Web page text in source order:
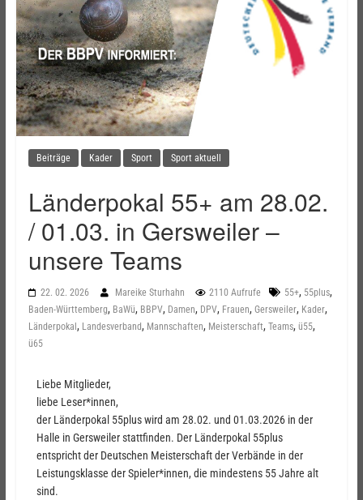
Beiträge Kader Sport Sport aktuell
Länderpokal 55+ am 28.02.
/ 01.03. in Gersweiler –
unsere Teams
22. 02. 2026 Mareike Sturhahn 2110 Aufrufe 55+, 55plus,
Baden-Württemberg, BaWü, BBPV, Damen, DPV, Frauen, Gersweiler, Kader,
Länderpokal , Landesverband, Mannschaften, Meisterschaft, Teams, ü55,
ü65
Liebe Mitglieder,
liebe Leser*innen,
der Länderpokal 55plus wird am 28.02. und 01.03.2026 in der
Halle in Gersweiler stattfinden. Der Länderpokal 55plus
entspricht der Deutschen Meisterschaft der Verbände in der
Leistungsklasse der Spieler*innen, die mindestens 55 Jahre alt
sind.